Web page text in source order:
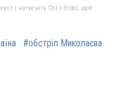
і натисніть Ctrl + Enter, щоб
#обстріл Миколаєва